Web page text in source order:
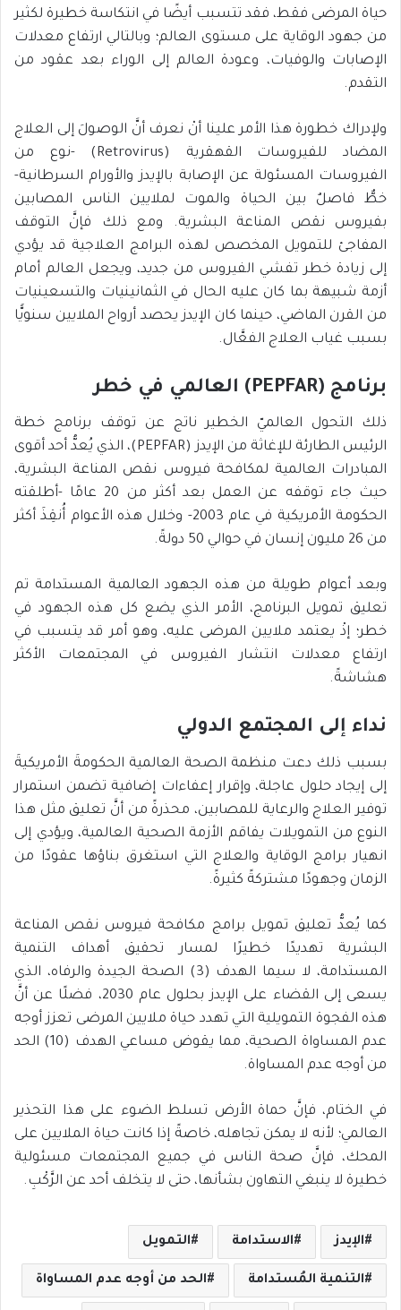
حياة المرضى فقط، فقد تتسبب أيضًا في انتكاسة خطيرة لكثير
من جهود الوقاية على مستوى العالم؛ وبالتالي ارتفاع معدلات
الإصابات والوفيات، وعودة العالم إلى الوراء بعد عقود من
التقدم.
ولإدراك خطورة هذا الأمر علينا أنْ نعرف أنَّ الوصولَ إلى العلاج
المضاد للفيروسات القهقرية (Retrovirus) -نوع من
الفيروسات المسئولة عن الإصابة بالإيدز والأورام السرطانية-
خطٌّ فاصلٌ بين الحياة والموت لملايين الناس المصابين
بفيروس نقص المناعة البشرية. ومع ذلك فإنَّ التوقف
المفاجئ للتمويل المخصص لهذه البرامج العلاجية قد يؤدي
إلى زيادة خطر تفشي الفيروس من جديد، ويجعل العالم أمام
أزمة شبيهة بما كان عليه الحال في الثمانينيات والتسعينيات
من القرن الماضي، حينما كان الإيدز يحصد أرواح الملايين سنويًّا
بسبب غياب العلاج الفعَّال.
برنامج (PEPFAR) العالمي في خطر
ذلك التحول العالميّ الخطير ناتج عن توقف برنامج خطة
الرئيس الطارئة للإغاثة من الإيدز (PEPFAR)، الذي يُعدُّ أحد أقوى
المبادرات العالمية لمكافحة فيروس نقص المناعة البشرية،
حيث جاء توقفه عن العمل بعد أكثر من 20 عامًا -أطلقته
الحكومة الأمريكية في عام 2003- وخلال هذه الأعوام أُنقِذَ أكثر
من 26 مليون إنسان في حوالي 50 دولةً.
وبعد أعوام طويلة من هذه الجهود العالمية المستدامة تم
تعليق تمويل البرنامج، الأمر الذي يضع كل هذه الجهود في
خطر؛ إذْ يعتمد ملايين المرضى عليه، وهو أمر قد يتسبب في
ارتفاع معدلات انتشار الفيروس في المجتمعات الأكثر
هشاشةً.
نداء إلى المجتمع الدولي
بسبب ذلك دعت منظمة الصحة العالمية الحكومةَ الأمريكيةَ
إلى إيجاد حلول عاجلة، وإقرار إعفاءات إضافية تضمن استمرار
توفير العلاج والرعاية للمصابين، محذرةً من أنَّ تعليق مثل هذا
النوع من التمويلات يفاقم الأزمة الصحية العالمية، ويؤدي إلى
انهيار برامج الوقاية والعلاج التي استغرق بناؤها عقودًا من
الزمان وجهودًا مشتركةً كثيرةً.
كما يُعدُّ تعليق تمويل برامج مكافحة فيروس نقص المناعة
البشرية تهديدًا خطيرًا لمسار تحقيق أهداف التنمية
المستدامة، لا سيما الهدف (3) الصحة الجيدة والرفاه، الذي
يسعى إلى القضاء على الإيدز بحلول عام 2030، فضلًا عن أنَّ
هذه الفجوة التمويلية التي تهدد حياة ملايين المرضى تعزز أوجه
عدم المساواة الصحية، مما يقوض مساعي الهدف (10) الحد
من أوجه عدم المساواة.
في الختام، فإنَّ حماة الأرض تسلط الضوء على هذا التحذير
العالمي؛ لأنه لا يمكن تجاهله، خاصةً إذا كانت حياة الملايين على
المحك، فإنَّ صحة الناس في جميع المجتمعات مسئولية
خطيرة لا ينبغي التهاون بشأنها، حتى لا يتخلف أحد عن الرَّكْبِ.
الإيدز الاستدامة التمويل
التنمية المُستدامة الحد من أوجه عدم المساواة